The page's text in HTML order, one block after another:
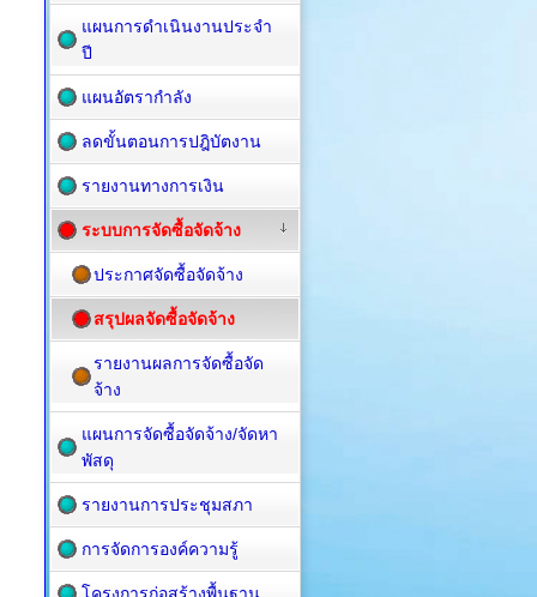
แผนการดำเนินงานประจำ
ปี
แผนอัตรากำลัง
ลดขั้นตอนการปฎิบัตงาน
รายงานทางการเงิน
ระบบการจัดซื้อจัดจ้าง
ประกาศจัดซื้อจัดจ้าง
สรุปผลจัดซื้อจัดจ้าง
รายงานผลการจัดซื้อจัด
จ้าง
แผนการจัดซื้อ​จัดจ้าง/จัดหา
พัสดุ
รายงานการประชุมสภา
การจัดการองค์ความรู้